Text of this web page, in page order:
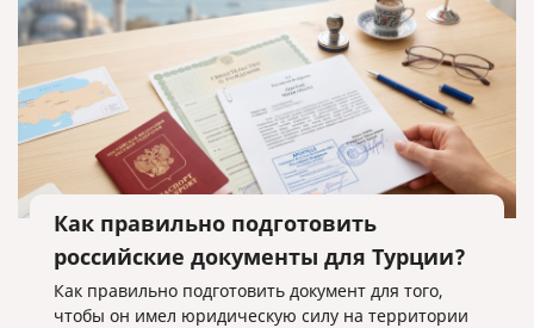
Как правильно подготовить
российские документы для Турции?
Как правильно подготовить документ для того,
чтобы он имел юридическую силу на территории